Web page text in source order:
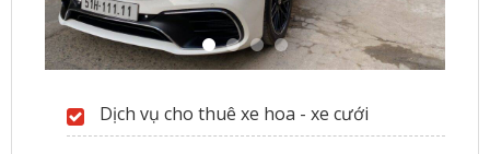
Dịch vụ cho thuê xe hoa - xe cưới